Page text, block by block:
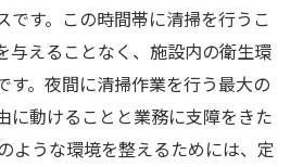
です。この時間帯に清掃を行うこ
与えることなく、施設内の衛生環
す。夜間に清掃作業を行う最大の
に動けることと業務に支障をきた
ような環境を整えるためには、定